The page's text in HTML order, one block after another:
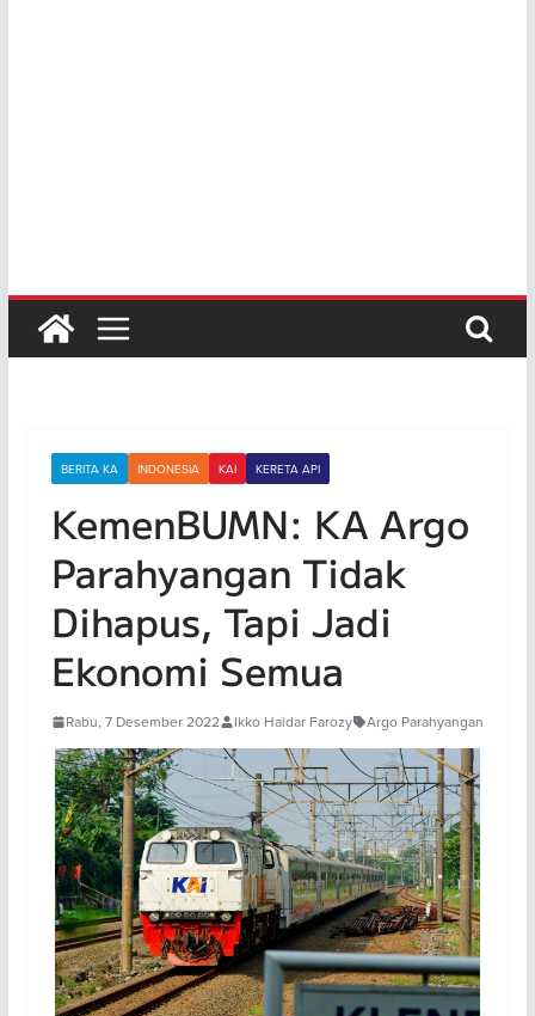
BERITA KA INDONESIA KAI KERETA API
KemenBUMN: KA Argo
Parahyangan Tidak
Dihapus, Tapi Jadi
Ekonomi Semua
Rabu, 7 Desember 2022 Ikko Haidar Farozy Argo Parahyangan